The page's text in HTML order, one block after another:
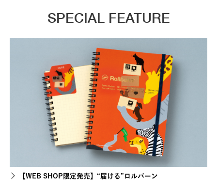
SPECIAL FEATURE
【WEB SHOP限定発売】“届ける”ロルバーン